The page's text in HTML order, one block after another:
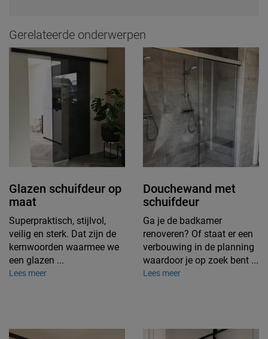
Gerelateerde onderwerpen
Glazen schuifdeur op
maat
Superpraktisch, stijlvol,
veilig en sterk. Dat zijn de
kernwoorden waarmee we
een glazen ...
Lees meer
Douchewand met
schuifdeur
Ga je de badkamer
renoveren? Of staat er een
verbouwing in de planning
waardoor je op zoek bent ...
Lees meer